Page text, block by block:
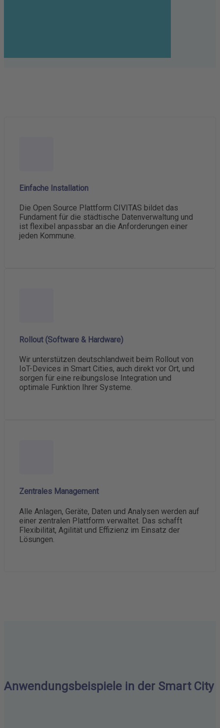
Einfache Installation
Die Open Source Plattform CIVITAS bildet das
Fundament für die städtische Datenverwaltung und
ist flexibel anpassbar an die Anforderungen einer
jeden Kommune.
Rollout (Software & Hardware)
Wir unterstützen deutschlandweit beim Rollout von
IoT-Devices in Smart Cities, auch direkt vor Ort, und
sorgen für eine reibungslose Integration und
optimale Funktion Ihrer Systeme.
Zentrales Management
Alle Anlagen, Geräte, Daten und Analysen werden auf
einer zentralen Plattform verwaltet. Das schafft
Flexibilität, Agilität und Effizienz im Einsatz der
Lösungen.
Anwendungsbeispiele in der Smart City